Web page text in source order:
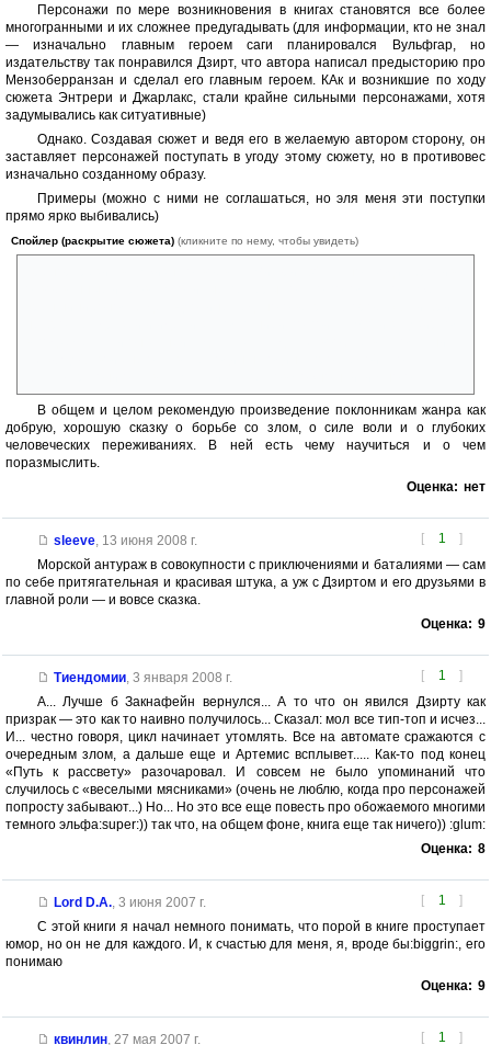
Персонажи по мере возникновения в книгах становятся все более
многогранными и их сложнее предугадывать (для информации, кто не знал
— изначально главным героем саги планировался Вульфгар, но
издательству так понравился Дзирт, что автора написал предысторию про
Мензоберранзан и сделал его главным героем. КАк и возникшие по ходу
сюжета Энтрери и Джарлакс, стали крайне сильными персонажами, хотя
задумывались как ситуативные)
Однако. Создавая сюжет и ведя его в желаемую автором сторону, он
заставляет персонажей поступать в угоду этому сюжету, но в противовес
изначально созданному образу.
Примеры (можно с ними не соглашаться, но эля меня эти поступки
прямо ярко выбивались)
Спойлер (раскрытие сюжета) (кликните по нему, чтобы увидеть)
В общем и целом рекомендую произведение поклонникам жанра как
добрую, хорошую сказку о борьбе со злом, о силе воли и о глубоких
человеческих переживаниях. В ней есть чему научиться и о чем
поразмыслить.
Оценка: нет
[ 1 ]
sleeve, 13 июня 2008 г.
Морской антураж в совокупности с приключениями и баталиями — сам
по себе притягательная и красивая штука, а уж с Дзиртом и его друзьями в
главной роли — и вовсе сказка.
Оценка: 9
[ 1 ]
Тиендомии, 3 января 2008 г.
А... Лучше б Закнафейн вернулся... А то что он явился Дзирту как
призрак — это как то наивно получилось... Сказал: мол все тип-топ и исчез...
И... честно говоря, цикл начинает утомлять. Все на автомате сражаются с
очередным злом, а дальше еще и Артемис всплывет..... Как-то под конец
«Путь к рассвету» разочаровал. И совсем не было упоминаний что
случилось с «веселыми мясниками» (очень не люблю, когда про персонажей
попросту забывают...) Но... Но это все еще повесть про обожаемого многими
темного эльфа:super:)) так что, на общем фоне, книга еще так ничего)) :glum:
Оценка: 8
[ 1 ]
Lord D.A., 3 июня 2007 г.
С этой книги я начал немного понимать, что порой в книге проступает
юмор, но он не для каждого. И, к счастью для меня, я, вроде бы:biggrin:, его
понимаю
Оценка: 9
[ 1 ]
квинлин, 27 мая 2007 г.